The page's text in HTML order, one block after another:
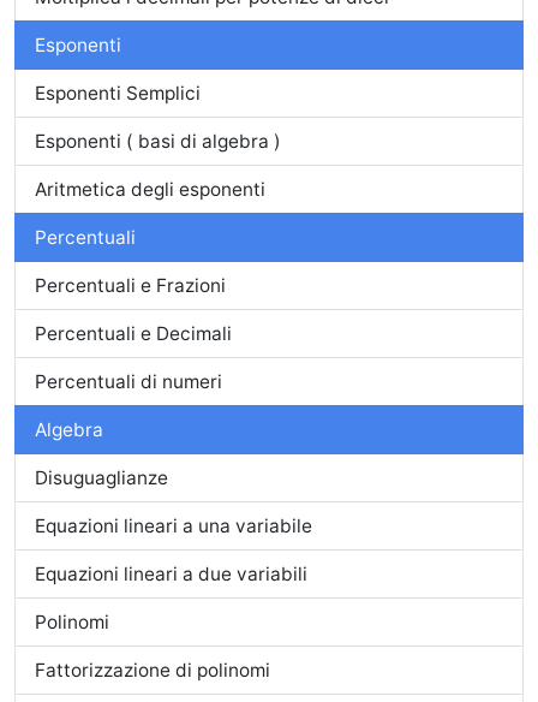
Esponenti
Esponenti Semplici
Esponenti ( basi di algebra )
Aritmetica degli esponenti
Percentuali
Percentuali e Frazioni
Percentuali e Decimali
Percentuali di numeri
Algebra
Disuguaglianze
Equazioni lineari a una variabile
Equazioni lineari a due variabili
Polinomi
Fattorizzazione di polinomi